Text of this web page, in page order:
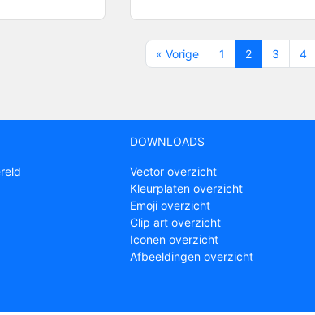
« Vorige 1 2 3 4
DOWNLOADS
Vector overzicht
Kleurplaten overzicht
Emoji overzicht
Clip art overzicht
Iconen overzicht
Afbeeldingen overzicht